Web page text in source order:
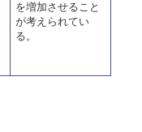
を増加させること
が考えられてい
る。